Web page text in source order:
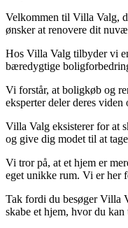
Velkommen til Villa Valg,
ønsker at renovere dit
Hos Villa Valg tilbyder vi
bæredygtige
Vi forstår, at boligkøb og
eksperter deler deres
Villa Valg eksisterer for at
og give dig modet til at
Vi tror på, at et hjem er
eget unikke rum. Vi er her
Tak fordi du besøger Villa
skabe et hjem, hvor du